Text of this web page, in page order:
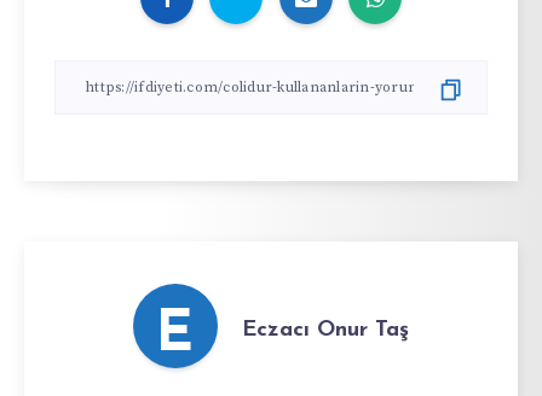
E Eczacı Onur Taş